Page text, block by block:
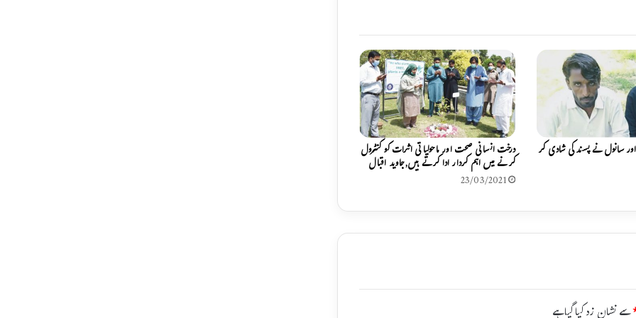
ہ
ک
ی
س
,
ق
و
م
ی
ب
ل
ی
ں
ق
سانول نے پسند کی شادی کر درخت انسانی صحت اور ماحولیاتی اثرات کو کنٹرول
کرنے میں اہم کردار ادا کرتے ہیں,جاوید اقبال
23/03/2021